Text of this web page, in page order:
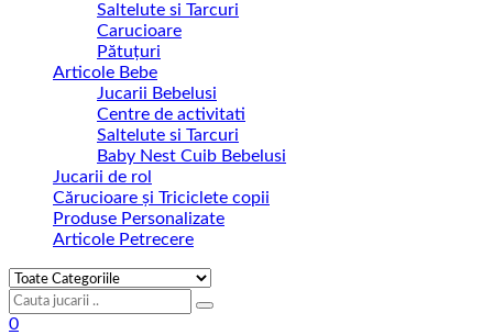
Saltelute si Tarcuri
Carucioare
Pătuțuri
Articole Bebe
Jucarii Bebelusi
Centre de activitati
Saltelute si Tarcuri
Baby Nest Cuib Bebelusi
Jucarii de rol
Cărucioare și Triciclete copii
Produse Personalizate
Articole Petrecere
0